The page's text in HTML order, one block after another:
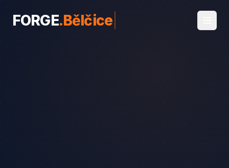
FORGE.Bělčice